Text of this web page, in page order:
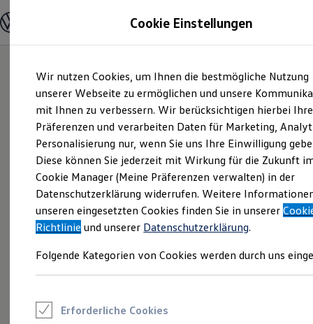
Hauptinhalt
springen
Footer
springen
Modelle und Konfigurator
Modelle vergleichen
Elektroautos
ENERGY Sondermodelle
Nutzfahrzeuge
SUV und CUV
Familienautos
Kombis
Kompaktwagen
Sportwagen
Schnell verfügbare Fahrzeuge
Angebote und Produkte
Aktuelle Angebote
E-Auto-Förderung
Volkswagen Marktplatz
Junge Gebrauchtwagen und Gebrauchtwagen
Saisonangebote
Cookie Einstellungen
Wir nutzen Cookies, um Ihnen die bestmögliche Nutzung
unserer Webseite zu ermöglichen und unsere
mit Ihnen zu verbessern. Wir berücksichtigen hierbei Ihre
Präferenzen und verarbeiten Daten für Marketing,
Personalisierung nur, wenn Sie uns Ihre Einwilligung
Diese können Sie jederzeit mit Wirkung für die Zukunft
Cookie Manager (Meine Präferenzen verwalten) in der
Datenschutzerklärung widerrufen. Weitere
unseren eingesetzten Cookies finden Sie in unserer
Richtlinie und unserer Datenschutzerklärung.
Folgende Kategorien von Cookies werden durch uns
Erforderliche Cookies